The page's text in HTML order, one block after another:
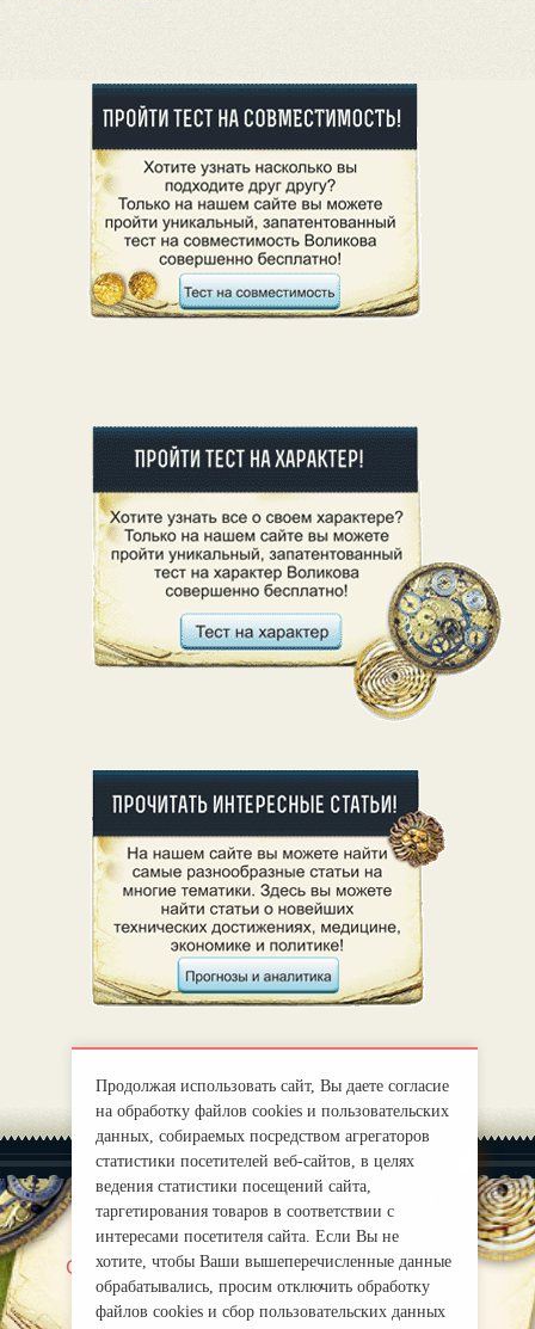
О нас |
Правила
mirprognoz@mail.ru
Продолжая использовать сайт, Вы даете согласие
на обработку файлов cookies и пользовательских
данных, собираемых посредством агрегаторов
статистики посетителей веб-сайтов, в целях
ведения статистики посещений сайта,
таргетирования товаров в соответствии с
интересами посетителя сайта. Если Вы не
хотите, чтобы Ваши вышеперечисленные данные
обрабатывались, просим отключить обработку
файлов cookies и сбор пользовательских данных